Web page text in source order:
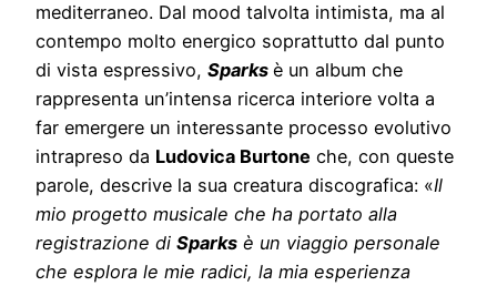
mediterraneo. Dal mood talvolta intimista, ma al
contempo molto energico soprattutto dal punto
di vista espressivo, Sparks è un album che
rappresenta un’intensa ricerca interiore volta a
far emergere un interessante processo evolutivo
intrapreso da Ludovica Burtone che, con queste
parole, descrive la sua creatura discografica: «Il
mio progetto musicale che ha portato alla
registrazione di Sparks è un viaggio personale
che esplora le mie radici, la mia esperienza